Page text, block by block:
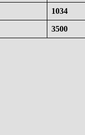
1034
3500